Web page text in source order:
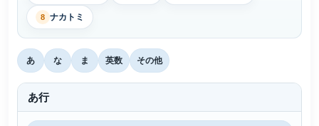
8 ナカトミ
あ な ま 英数 その他
あ行